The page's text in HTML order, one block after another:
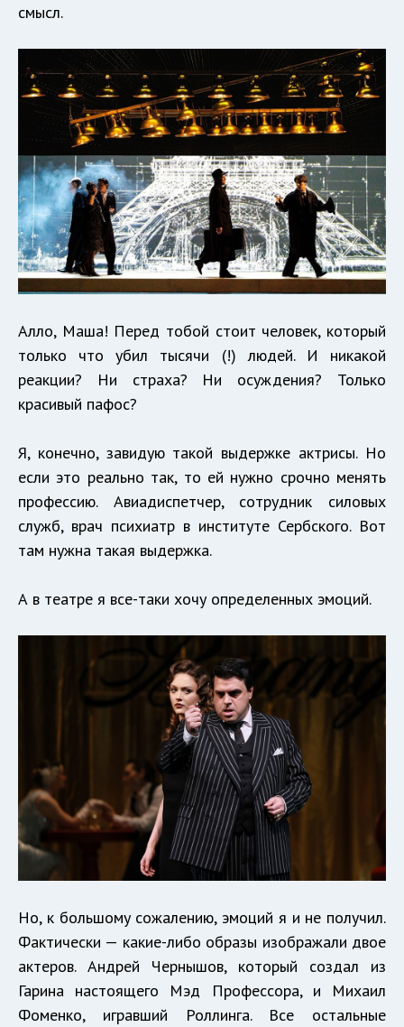
смысл.
Алло, Маша! Перед тобой стоит человек, который
только что убил тысячи (!) людей. И никакой
реакции? Ни страха? Ни осуждения? Только
красивый пафос?
Я, конечно, завидую такой выдержке актрисы. Но
если это реально так, то ей нужно срочно менять
профессию. Авиадиспетчер, сотрудник силовых
служб, врач психиатр в институте Сербского. Вот
там нужна такая выдержка.
А в театре я все-таки хочу определенных эмоций.
Но, к большому сожалению, эмоций я и не получил.
Фактически — какие-либо образы изображали двое
актеров. Андрей Чернышов, который создал из
Гарина настоящего Мэд Профессора, и Михаил
Фоменко, игравший Роллинга. Все остальные